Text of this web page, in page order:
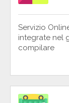
Servizio
integrate nel
compilare